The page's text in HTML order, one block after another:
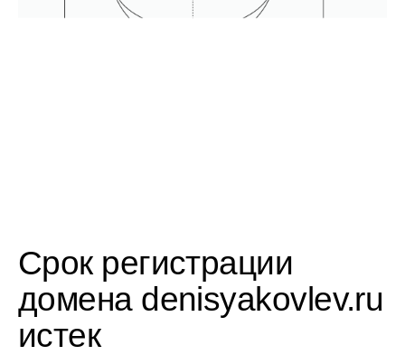
Срок регистрации
домена denisyakovlev.ru
истек